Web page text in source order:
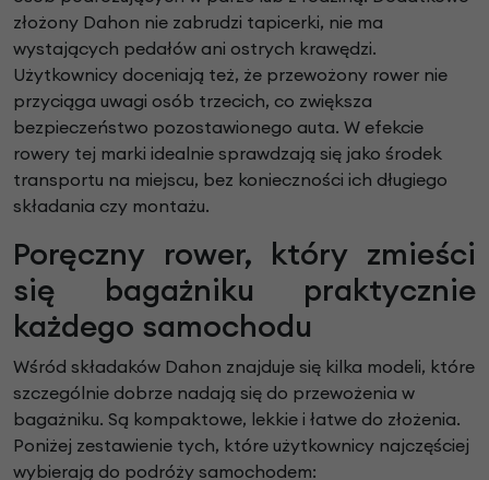
złożony Dahon nie zabrudzi tapicerki, nie ma
wystających pedałów ani ostrych krawędzi.
Użytkownicy doceniają też, że przewożony rower nie
przyciąga uwagi osób trzecich, co zwiększa
bezpieczeństwo pozostawionego auta. W efekcie
rowery tej marki idealnie sprawdzają się jako środek
transportu na miejscu, bez konieczności ich długiego
składania czy montażu.
Poręczny rower, który zmieści
się bagażniku praktycznie
każdego samochodu
Wśród składaków Dahon znajduje się kilka modeli, które
szczególnie dobrze nadają się do przewożenia w
bagażniku. Są kompaktowe, lekkie i łatwe do złożenia.
Poniżej zestawienie tych, które użytkownicy najczęściej
wybierają do podróży samochodem: